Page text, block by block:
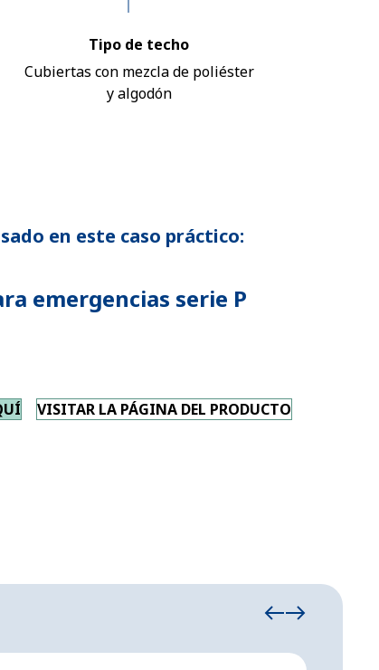
Tipo de techo
Cubiertas con mezcla de poliéster
y algodón
en este caso práctico:
emergencias serie P
VISITAR LA PÁGINA DEL PRODUCTO